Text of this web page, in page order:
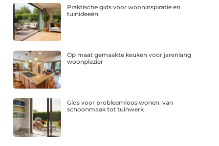
Praktische gids voor wooninspiratie en
tuinideeën
Op maat gemaakte keuken voor jarenlang
woonplezier
Gids voor probleemloos wonen: van
schoonmaak tot tuinwerk